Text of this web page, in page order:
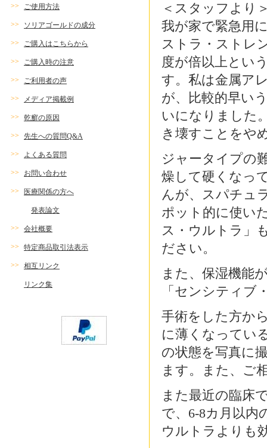
>> ご使用方法
>> ソリアゴールドの成分
>> ご購入はこちらから
>> ご購入時の注意
>> ご利用者の声
>> メディア掲載例
>> 乾癬の原因
>> 先生への質問Q&A
>> よくある質問
>> お問い合わせ
>> 医療関係の方へ
発表論文
>> 会社概要
>> 特定商品取引法表示
>> 相互リンク
リンク集
＜スタッフより
我が家で緊急用
ストラ・ストレ
度が倍以上とい
す。私は金属ア
が、比較的早い
いになりました
き壊すことをや
ジャータイプの
燥して硬くなっ
んが、スパチュ
ポット的に使い
ス・ウルトラ」
ださい。
また、保湿機能
「センシティブ
手術をした方か
に薄くなってい
の状態を写真に
ます。また、ご
また最近の臨床
で、6-8カ月以内
ウルトラよりも